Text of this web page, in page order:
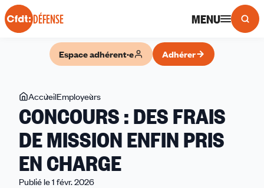
Panneau de gestion des cookies
DÉFENSE MENU
Espace adhérent·e Adhérer
Vous
êtes
ici
AccueilEmployeurs
:
DES
FRAIS
DE
MISSION
CONCOURS : DES FRAIS
DE MISSION ENFIN PRIS
EN CHARGE
Publié le 1 févr. 2026